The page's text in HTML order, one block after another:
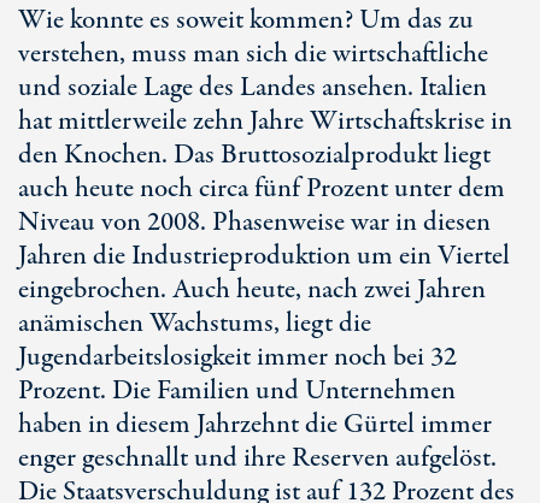
Wie konnte es soweit kommen? Um das zu
verstehen, muss man sich die wirtschaftliche
und soziale Lage des Landes ansehen. Italien
hat mittlerweile zehn Jahre Wirtschaftskrise in
den Knochen. Das Bruttosozialprodukt liegt
auch heute noch circa fünf Prozent unter dem
Niveau von 2008. Phasenweise war in diesen
Jahren die Industrieproduktion um ein Viertel
eingebrochen. Auch heute, nach zwei Jahren
anämischen Wachstums, liegt die
Jugendarbeitslosigkeit immer noch bei 32
Prozent. Die Familien und Unternehmen
haben in diesem Jahrzehnt die Gürtel immer
enger geschnallt und ihre Reserven aufgelöst.
Die Staatsverschuldung ist auf 132 Prozent des